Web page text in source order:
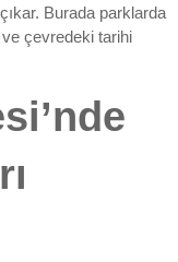
Burada parklarda
çevredeki tarihi